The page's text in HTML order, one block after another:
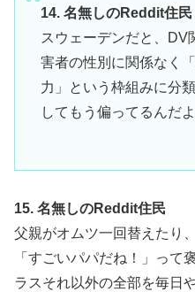
14. 名無しのReddit住民
スウェーデンだと、DV
害者の性別に関係なく
力」という枠組みに分
してもう偏ってるんだよ
15. 名無しのReddit住民
父親がオムツ一回替えたり
「すごいパパだね！」って
ラスそれ以外の全部を毎日